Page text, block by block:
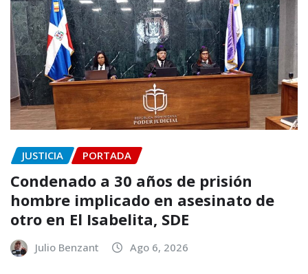
JUSTICIA PORTADA
Condenado a 30 años de prisión
hombre implicado en asesinato de
otro en El Isabelita, SDE
Julio Benzant Ago 6, 2026